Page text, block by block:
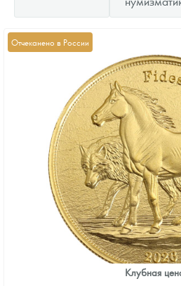
Отчеканено в России
Клубная